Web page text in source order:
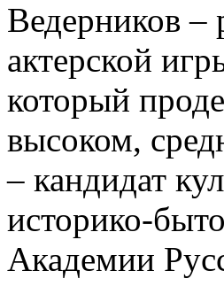
Ведерников –
актерской
который
высоком,
– кандидат
историко-
Академии